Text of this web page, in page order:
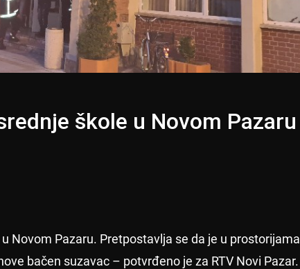
škole u Novom Pazaru
Novom Pazaru. Pretpostavlja se da je u prostorijama
bačen suzavac – potvrđeno je za RTV Novi Pazar.